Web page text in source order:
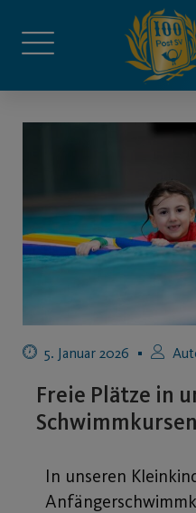
5. Januar 2026
Freie Plätze in
Schwimmkursen
In unseren